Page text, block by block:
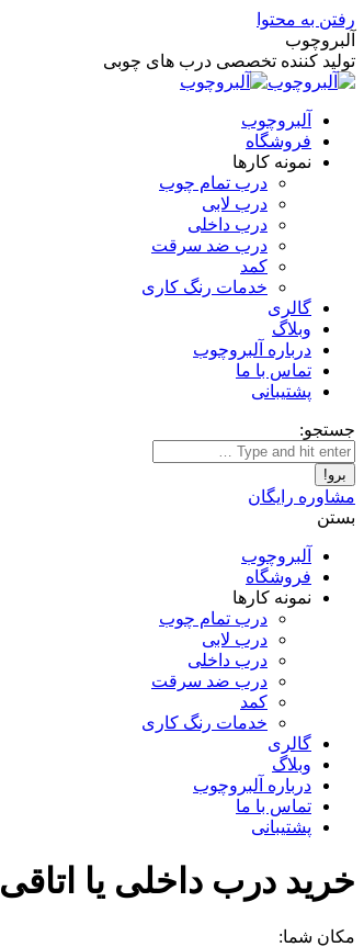
رفتن به محتوا
آلبروچوب
تولید کننده تخصصی درب های چوبی
آلبروچوب
فروشگاه
نمونه کارها
درب تمام چوب
درب لابی
درب داخلی
درب ضد سرقت
کمد
خدمات رنگ کاری
گالری
وبلاگ
درباره آلبروچوب
تماس با ما
پشتیبانی
جستجو:
مشاوره رایگان
بستن
آلبروچوب
فروشگاه
نمونه کارها
درب تمام چوب
درب لابی
درب داخلی
درب ضد سرقت
کمد
خدمات رنگ کاری
گالری
وبلاگ
درباره آلبروچوب
تماس با ما
پشتیبانی
خرید درب داخلی یا اتاقی
مکان شما: